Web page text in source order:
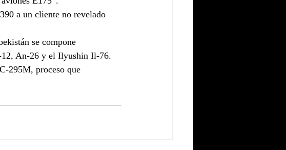
a un cliente no revelado
se compone
12, An-26 y el Ilyushin Il-76.
295M, proceso que